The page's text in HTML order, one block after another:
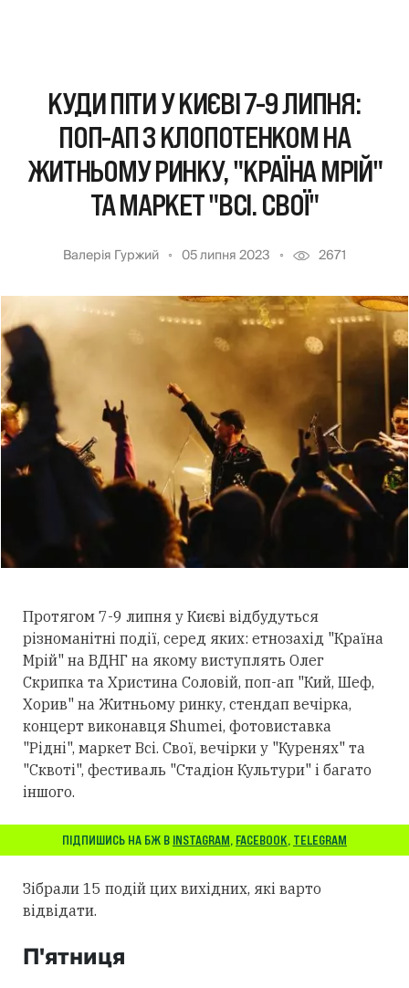
КУДИ ПІТИ У КИЄВІ 7-9 ЛИПНЯ:
ПОП-АП З КЛОПОТЕНКОМ НА
ЖИТНЬОМУ РИНКУ, "КРАЇНА МРІЙ"
ТА МАРКЕТ "ВСІ. СВОЇ"
Валерія Гуржий 05 липня 2023 2671
Протягом 7-9 липня у Києві відбудуться
різноманітні події, серед яких: етнозахід "Країна
Мрій" на ВДНГ на якому виступлять Олег
Скрипка та Христина Соловій, поп-ап "Кий, Шеф,
Хорив" на Житньому ринку, стендап вечірка,
концерт виконавця Shumei, фотовиставка
"Рідні", маркет Всі. Свої, вечірки у "Куренях" та
"Сквоті", фестиваль "Стадіон Культури" і багато
іншого.
ПІДПИШИСЬ НА БЖ В INSTAGRAM, FACEBOOK, TELEGRAM
Зібрали 15 подій цих вихідних, які варто
відвідати.
П'ятниця